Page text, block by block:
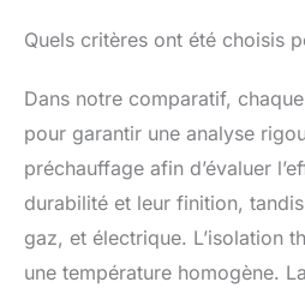
Quels critères ont été choisis
Dans notre comparatif,
pour garantir une analyse
préchauffage afin d’évaluer
durabilité et leur finition,
gaz, et électrique. L’isolation
une température homogène.